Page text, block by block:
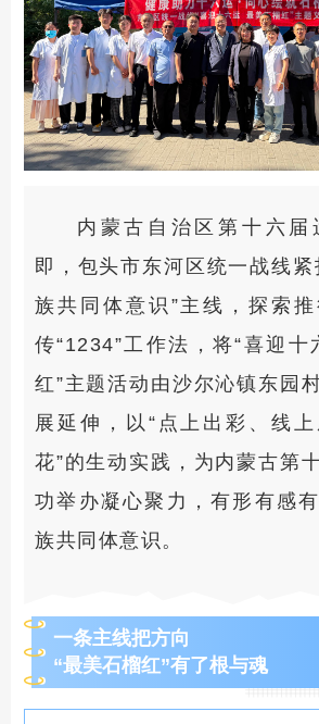
内蒙古自治区第十六届
即，包头市东河区统一战线紧
族共同体意识”主线，探索
传“1234”工作法，将“喜迎十
红”主题活动由沙尔沁镇东园
展延伸，以“点上出彩、线
花”的生动实践，为内蒙古第
功举办凝心聚力，有形有感
族共同体意识。
一条主线把方向
“最美石榴红”有了根与魂